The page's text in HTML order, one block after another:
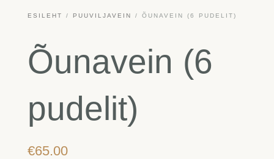
ESILEHT / PUUVILJAVEIN / ÕUNAVEIN (6 PUDELIT)
Õunavein (6
pudelit)
€65.00